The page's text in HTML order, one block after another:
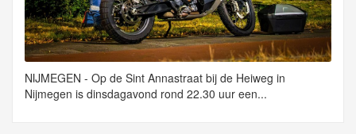
NIJMEGEN - Op de Sint Annastraat bij de Heiweg in
Nijmegen is dinsdagavond rond 22.30 uur een...